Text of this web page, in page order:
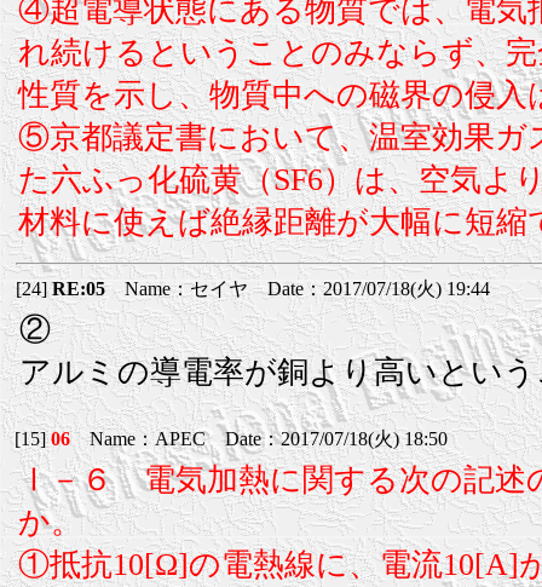
④超電導状態にある物質では、電気
れ続けるということのみならず、
性質を示し、物質中への磁界の侵入
⑤京都議定書において、温室効果ガ
た六ふっ化硫黄（SF6）は、空気よ
材料に使えば絶縁距離が大幅に短縮
[24]RE:05Name：セイヤ Date：2017/07/18(火) 19:44
②
アルミの導電率が銅より高いとい
[15]06Name：APEC Date：2017/07/18(火) 18:50
Ⅰ－６ 電気加熱に関する次の記述
か。
①抵抗10[Ω]の電熱線に、電流10[A]